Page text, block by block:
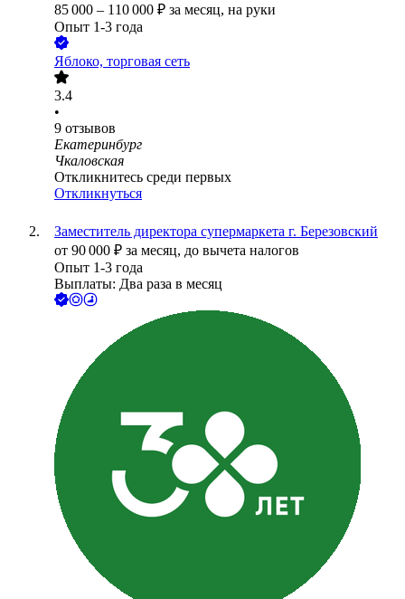
85 000 – 110 000 ₽ за месяц, на руки
Опыт 1-3 года
Яблоко, торговая сеть
3.4
•
9 отзывов
Екатеринбург
Чкаловская
Откликнитесь среди первых
Откликнуться
Заместитель директора супермаркета г. Березовский
от 90 000 ₽ за месяц, до вычета налогов
Опыт 1-3 года
Выплаты: Два раза в месяц